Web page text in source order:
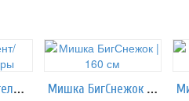
Лови момент/гелиевые шары Мишка БигСнежок | 160 см